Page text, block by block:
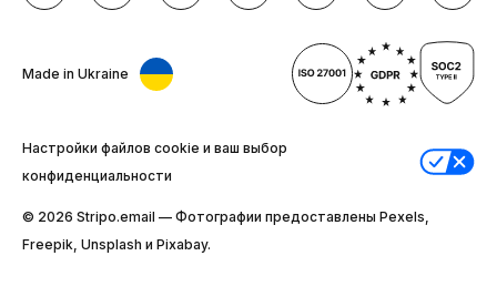
Made in Ukraine
Настройки файлов cookie и ваш выбор
конфиденциальности
© 2026 Stripо.email — Фотографии предоставлены Pexels,
Freepik, Unsplash и Pixabay.